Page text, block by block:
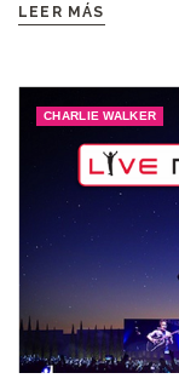
LEER MÁS
CHARLIE WALKER